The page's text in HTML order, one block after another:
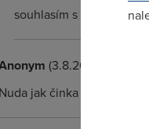
souhlasím s tebou :-D
(3.8.2009 09:26:14)
Nuda jak činka nikdo to